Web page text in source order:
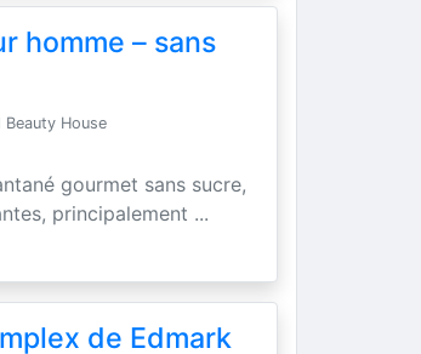
homme – sans
House
gourmet sans sucre,
principalement ...
de Edmark